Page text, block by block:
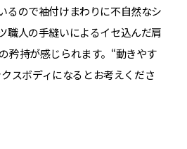
るので袖付けまわりに不自然なシ
職人の手縫いによるイセ込んだ肩
矜持が感じられます。“動きやす
スボディになるとお考えくださ